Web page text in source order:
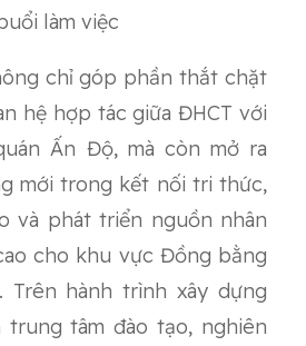
làm việc
chỉ góp phần thắt chặt
hệ hợp tác giữa ĐHCT với
Ấn Độ, mà còn mở ra
mới trong kết nối tri thức,
và phát triển nguồn nhân
cho khu vực Đồng bằng
Trên hành trình xây dựng
tâm đào tạo, nghiên